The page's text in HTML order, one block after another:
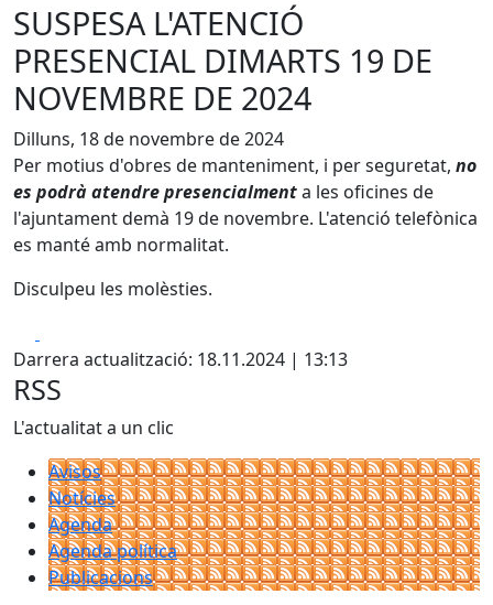
SUSPESA L'ATENCIÓ
PRESENCIAL DIMARTS 19 DE
NOVEMBRE DE 2024
Dilluns, 18 de novembre de 2024
Per motius d'obres de manteniment, i per seguretat, no
es podrà atendre presencialmenta les oficines de
l'ajuntament demà 19 de novembre. L'atenció telefònica
es manté amb normalitat.
Disculpeu les molèsties.
Darrera actualització: 18.11.2024 | 13:13
RSS
L'actualitat a un clic
Avisos
Notícies
Agenda
Agenda política
Publicacions